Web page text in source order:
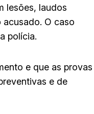
lesões, laudos
O caso
polícia.
e que as provas
e de